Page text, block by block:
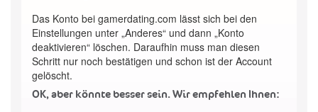
Das Konto bei gamerdating.com lässt sich bei den
Einstellungen unter „Anderes“ und dann „Konto
deaktivieren“ löschen. Daraufhin muss man diesen
Schritt nur noch bestätigen und schon ist der Account
gelöscht.
OK, aber könnte besser sein. Wir empfehlen Ihnen: